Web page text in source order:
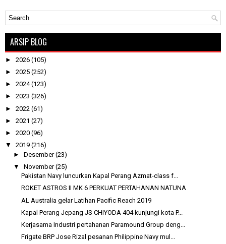
ARSIP BLOG
► 2026 (105)
► 2025 (252)
► 2024(123)
► 2023 (326)
► 2022 (61)
► 2021 (27)
► 2020 (96)
▼ 2019 (216)
► Desember(23)
▼ November(25)
Pakistan Navy luncurkan Kapal Perang Azmat-class f...
ROKET ASTROS II MK 6 PERKUAT PERTAHANAN NATUNA
AL Australia gelar Latihan Pacific Reach 2019
Kapal Perang Jepang JS CHIYODA 404 kunjungi kota P...
Kerjasama Industri pertahanan Paramound Group deng...
Frigate BRP Jose Rizal pesanan Philippine Navy mul...